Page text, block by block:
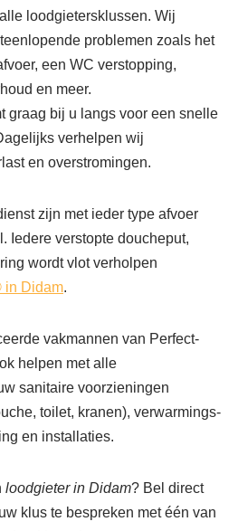
loodgietersklussen. Wij
problemen zoals het
een WC verstopping,
en meer.
graag bij u langs voor een snelle
verhelpen wij
en overstromingen.
zijn met ieder type afvoer
Iedere verstopte doucheput,
wordt vlot verholpen
in Didam.
vakmannen van Perfect-
helpen met alle
sanitaire voorzieningen
toilet, kranen), verwarmings-
en installaties.
loodgieter in Didam? Bel direct
klus te bespreken met één van